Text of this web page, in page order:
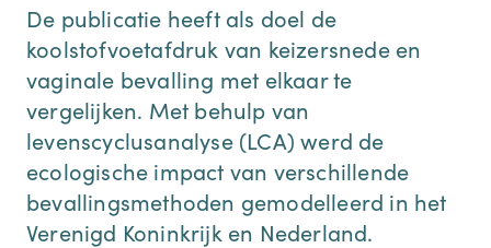
De publicatie heeft als doel de
koolstofvoetafdruk van keizersnede en
vaginale bevalling met elkaar te
vergelijken. Met behulp van
levenscyclusanalyse (LCA) werd de
ecologische impact van verschillende
bevallingsmethoden gemodelleerd in het
Verenigd Koninkrijk en Nederland.